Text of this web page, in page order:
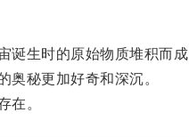
生时的原始物质堆积而
秘更加好奇和深沉。
在。